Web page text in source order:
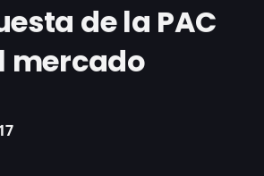
de la PAC
mercado